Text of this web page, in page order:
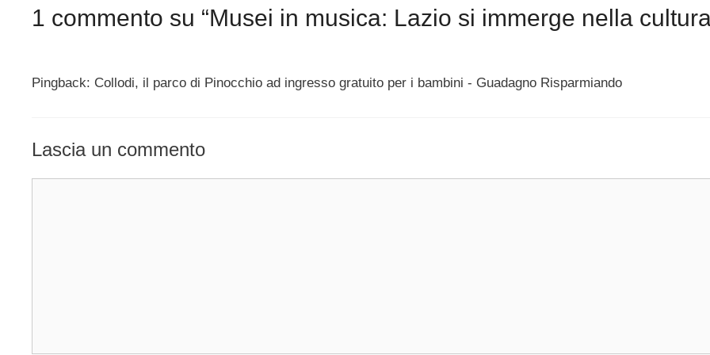
1 commento su “Musei in musica: Lazio si immerge nella
Pingback: Collodi, il parco di Pinocchio ad ingresso gratuito per i bambini - Guadagno Risparmiando
Lascia un commento